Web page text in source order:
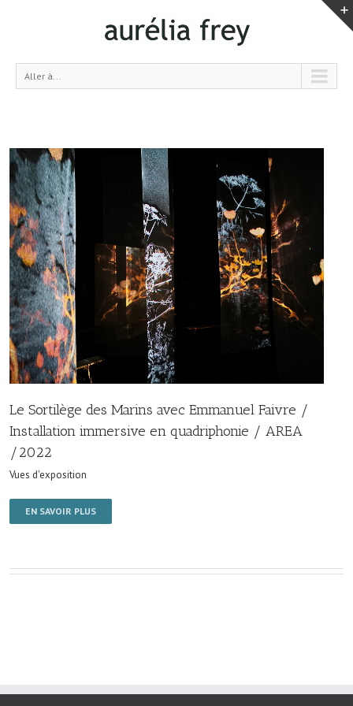
Aller à...
Le Sortilège des Marins avec Emmanuel Faivre /
Installation immersive en quadriphonie / AREA
/2022
Vues d'exposition
EN SAVOIR PLUS